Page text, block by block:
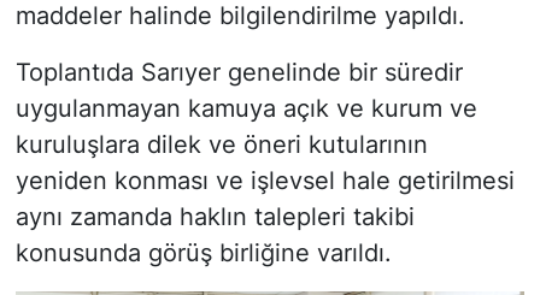
maddeler halinde bilgilendirilme yapıldı.
Toplantıda Sarıyer genelinde bir süredir
uygulanmayan kamuya açık ve kurum ve
kuruluşlara dilek ve öneri kutularının
yeniden konması ve işlevsel hale getirilmesi
aynı zamanda haklın talepleri takibi
konusunda görüş birliğine varıldı.